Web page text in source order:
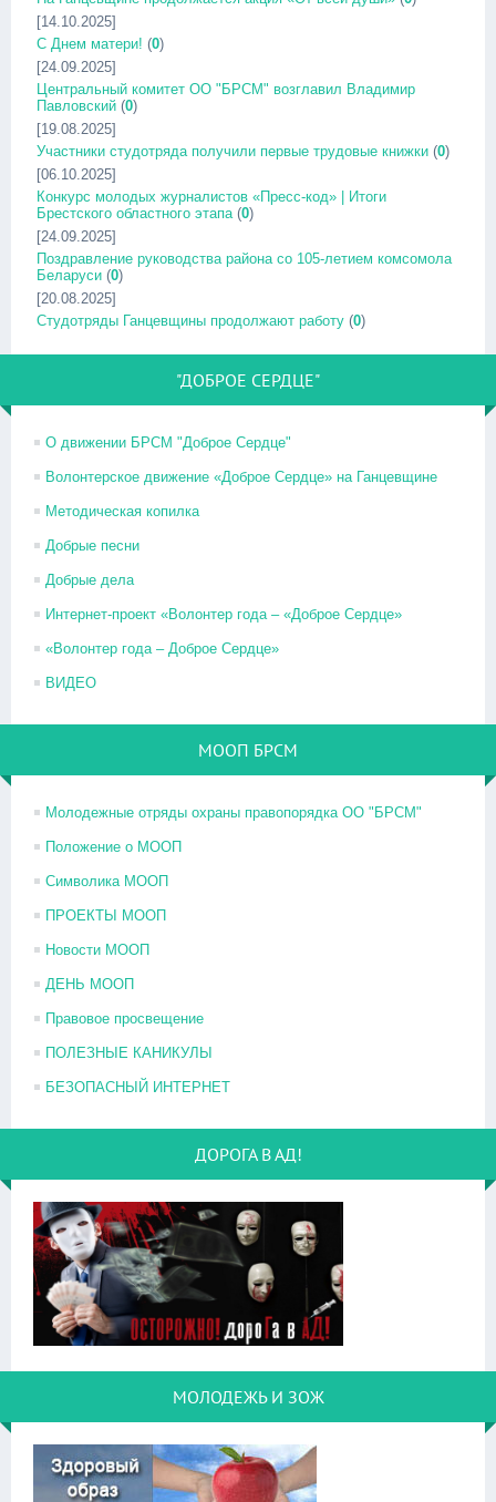
[14.10.2025]
С Днем матери! (0)
[24.09.2025]
Центральный комитет ОО "БРСМ" возглавил Владимир
Павловский (0)
[19.08.2025]
Участники студотряда получили первые трудовые книжки (0)
[06.10.2025]
Конкурс молодых журналистов «Пресс-код» | Итоги
Брестского областного этапа (0)
[24.09.2025]
Поздравление руководства района со 105-летием комсомола
Беларуси (0)
[20.08.2025]
Студотряды Ганцевщины продолжают работу (0)
"ДОБРОЕ СЕРДЦЕ"
О движении БРСМ "Доброе Сердце"
Волонтерское движение «Доброе Сердце» на Ганцевщине
Методическая копилка
Добрые песни
Добрые дела
Интернет-проект «Волонтер года – «Доброе Сердце»
«Волонтер года – Доброе Сердце»
ВИДЕО
МООП БРСМ
Молодежные отряды охраны правопорядка ОО "БРСМ"
Положение о МООП
Символика МООП
ПРОЕКТЫ МООП
Новости МООП
ДЕНЬ МООП
Правовое просвещение
ПОЛЕЗНЫЕ КАНИКУЛЫ
БЕЗОПАСНЫЙ ИНТЕРНЕТ
ДОРОГА В АД!
МОЛОДЕЖЬ И ЗОЖ